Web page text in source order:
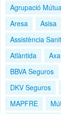
Agrupació
Aresa
Asisa
Assistència
Atlàntida
BBVA Seguros
DKV Seguros
MAPFRE